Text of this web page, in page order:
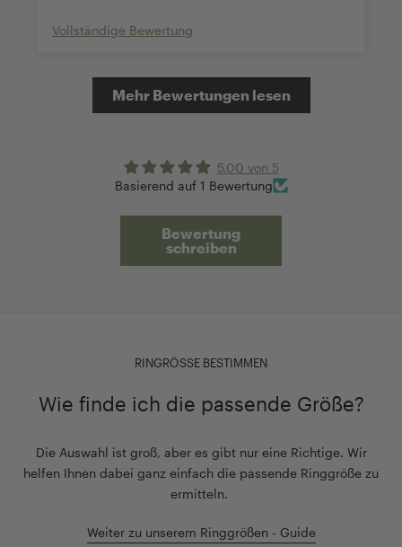
Vollständige Bewertung
Mehr Bewertungen lesen
5.00 von 5
Basierend auf 1 Bewertung
Bewertung
schreiben
RINGRÖSSE BESTIMMEN
Wie finde ich die passende Größe?
Die Auswahl ist groß, aber es gibt nur eine Richtige. Wir
helfen Ihnen dabei ganz einfach die passende Ringgröße zu
ermitteln.
Weiter zu unserem Ringgrößen - Guide